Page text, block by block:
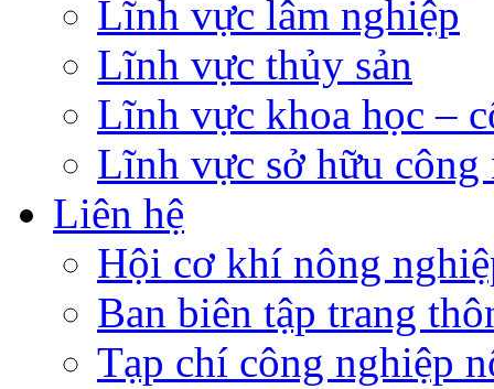
Lĩnh vực lâm nghiệp
Lĩnh vực thủy sản
Lĩnh vực khoa học –
Lĩnh vực sở hữu công
Liên hệ
Hội cơ khí nông
Ban biên tập trang
Tạp chí công nghiệp